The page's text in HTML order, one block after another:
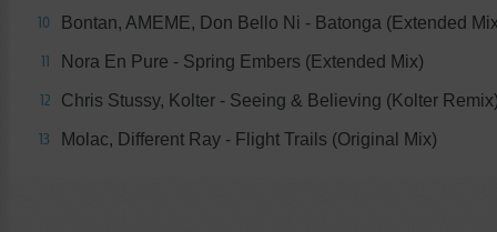
10 Bontan, AMEME, Don Bello Ni - Batonga (Extended
11 Nora En Pure - Spring Embers (Extended Mix)
12 Chris Stussy, Kolter - Seeing & Believing (Kolter
13 Molac, Different Ray - Flight Trails (Original Mix)